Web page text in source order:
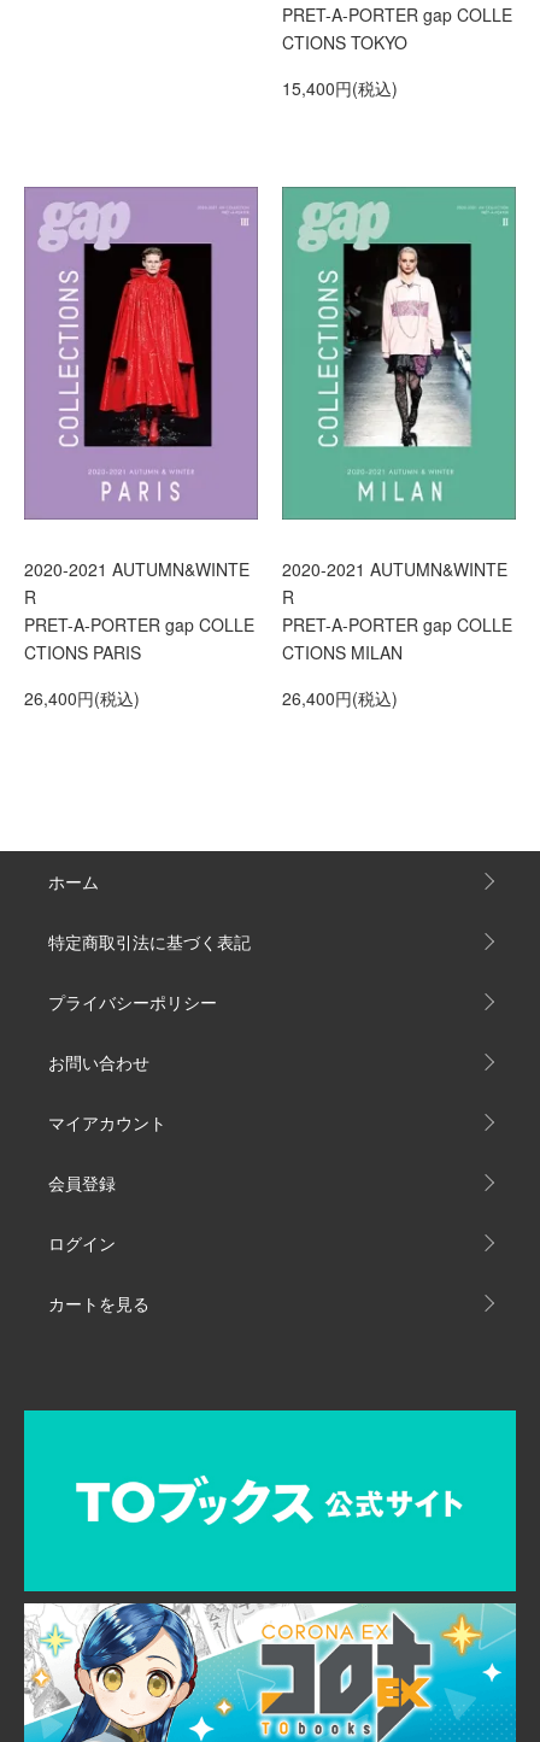
PRET-A-PORTER gap COLLE
CTIONS TOKYO
15,400円(税込)
2020-2021 AUTUMN&WINTE
R
PRET-A-PORTER gap COLLE
CTIONS PARIS
26,400円(税込)
2020-2021 AUTUMN&WINTE
R
PRET-A-PORTER gap COLLE
CTIONS MILAN
26,400円(税込)
ホーム
特定商取引法に基づく表記
プライバシーポリシー
お問い合わせ
マイアカウント
会員登録
ログイン
カートを見る